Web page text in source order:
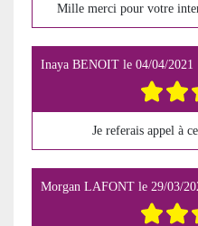
Mille merci pour votre
Inaya BENOIT le 04/04/2021
Je referais appel à
Morgan LAFONT le 29/03/